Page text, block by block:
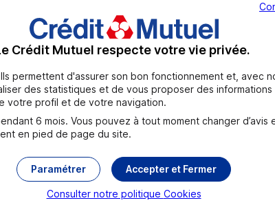
Crédit Mutuel respecte votre vie privée.
Ils permettent d'assurer son bon fonctionnement et, avec
des statistiques et de vous proposer des
votre profil et de votre navigation.
6 mois. Vous pouvez à tout moment changer d’avis
en pied de page du site.
Accepter et Fermer
Paramétrer
Consulter notre politique Cookies